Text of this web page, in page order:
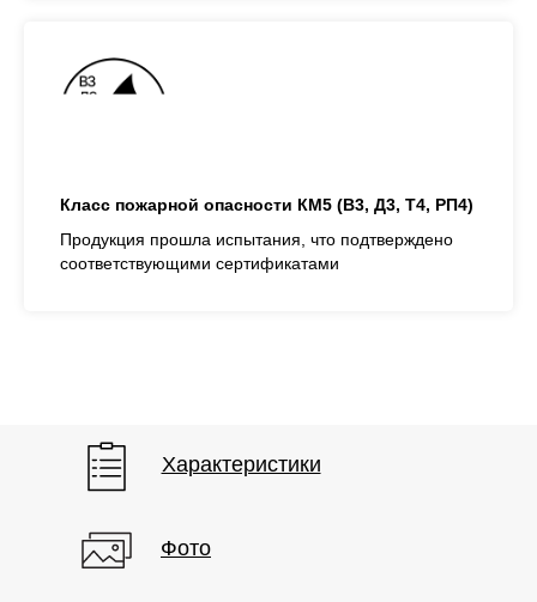
Класс пожарной опасности КМ5 (В3, Д3, Т4, РП4)
Продукция прошла испытания, что подтверждено
соответствующими сертификатами
Характеристики
Фото